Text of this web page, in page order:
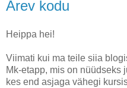
Ärev kodu
Heippa hei!
Viimati kui ma teile siia
Mk-etapp, mis on nüüdseks
kes end asjaga vähegi